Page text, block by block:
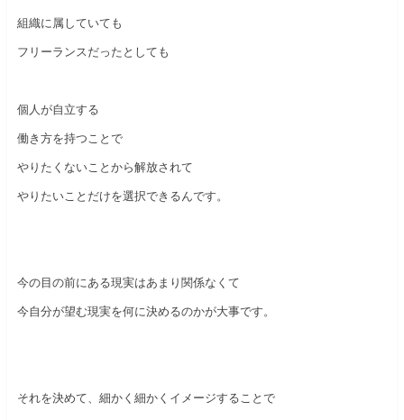
組織に属していても
フリーランスだったとしても
個人が自立する
働き方を持つことで
やりたくないことから解放されて
やりたいことだけを選択できるんです。
今の目の前にある現実はあまり関係なくて
今自分が望む現実を何に決めるのかが大事です。
それを決めて、細かく細かくイメージすることで